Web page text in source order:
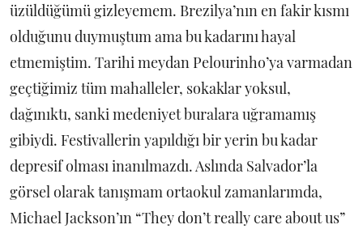
üzüldüğümü gizleyemem. Brezilya’nın en fakir kısmı
olduğunu duymuştum ama bu kadarını hayal
etmemiştim. Tarihi meydan Pelourinho’ya varmadan
geçtiğimiz tüm mahalleler, sokaklar yoksul,
dağınıktı, sanki medeniyet buralara uğramamış
gibiydi. Festivallerin yapıldığı bir yerin bu kadar
depresif olması inanılmazdı. Aslında Salvador’la
görsel olarak tanışmam ortaokul zamanlarımda,
Michael Jackson’ın “They don’t really care about us”